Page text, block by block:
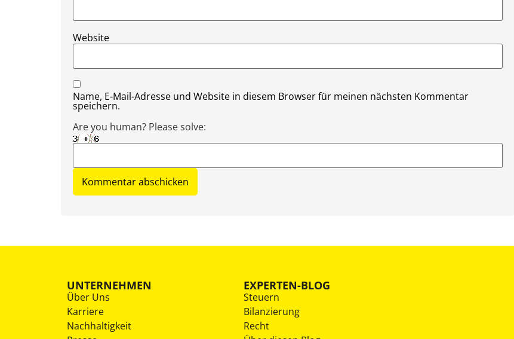
Website
Name, E-Mail-Adresse und Website in diesem Browser für meinen nächsten Kommentar
speichern.
Are you human? Please solve:
UNTERNEHMEN
Über Uns
Karriere
Nachhaltigkeit
EXPERTEN-BLOG
Steuern
Bilanzierung
Recht